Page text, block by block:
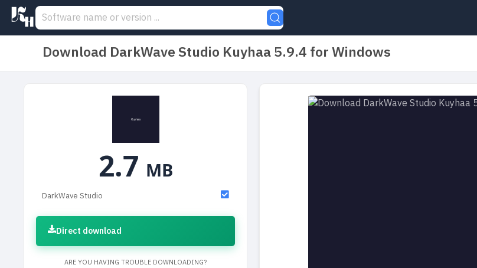
Download DarkWave Studio Kuyhaa 5.9.4 for Windows
2.7 MB
DarkWave Studio
Direct download
ARE YOU HAVING TROUBLE DOWNLOADING?